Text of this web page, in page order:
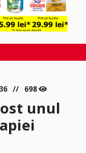
698
unul